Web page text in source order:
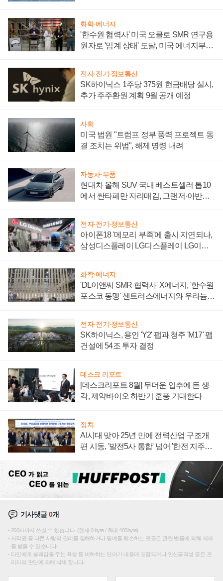
화학·에너지
'한수원 협력사' 미국 오클로 SMR 연구용
원자로 '임계 상태' 도달, 미국 에너지부
전자·전기·정보통신
SK하이닉스 1주당 375원 현금배당 실시,
추가 주주환원 계획 9월 공개 예정
사회
미국 법원 "트럼프 정부 풍력 프로젝트 동
결 조치는 위법", 해제 명령 내려
자동차·부품
현대차 올해 SUV 국내 베스트셀러 톱10
에서 싼타페만 자리매김, 그랜저·아반떼
전자·전기·정보통신
아이폰18 '메모리 부족'에 출시 지연되나,
삼성디스플레이 LG디스플레이 LG이노
화학·에너지
'DL이앤씨 SMR 협력사' X에너지, '한수원
포스코 동맹' 센트러스에너지와 우라늄
전자·전기·정보통신
SK하이닉스, 용인 'Y2' 팹과 청주 'M17' 팹
건설에 54조 투자 결정
데스크 리포트
[데스크리포트 8월] 무더운 입추에 든 생
각, 제약바이오 하반기 훈풍 기대한다
정치
AI시대 맞아 25년 만에 전력산업 구조개
편 시동, '발전5사 통합' 넘어 '한전 지주사'
기사댓글0개
200자까지 쓰실 수 있습니다. (현재 0 byte / 최대 400byte)
저작권 등 다른 사람의 권리를 침해하거나 명예를 훼손하는 댓글은 관련 법률에 의해 제재
를 받을 수 있습니다.
타인에게 불쾌감을 주는 욕설 등 비하하는 단어가 내용에 포함되거나 인신공격성 글은 관
리자의 판단에 의해 삭제 합니다.